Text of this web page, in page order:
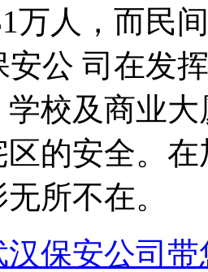
万人，而民
安公 司在发
校及商业
的安全。
所不在。
汉保安公司